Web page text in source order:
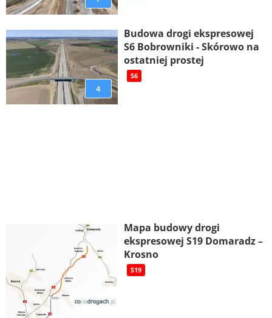
4
Budowa drogi ekspresowej
S6 Bobrowniki - Skórowo na
ostatniej prostej
S6
Mapa budowy drogi
ekspresowej S19 Domaradz –
Krosno
S19